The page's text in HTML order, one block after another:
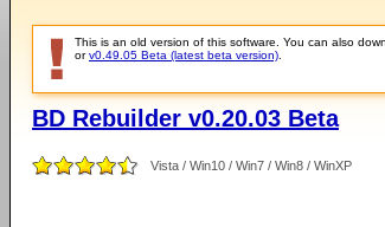
This is an old version of this software. You can also
orv0.49.05 Beta (latest beta version)
BD Rebuilder v0.20.03 Beta
Vista / Win10 / Win7 / Win8 / WinXP